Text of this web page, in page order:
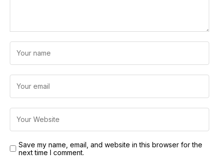
Save my name, email, and website in this browser for the
next time I comment.